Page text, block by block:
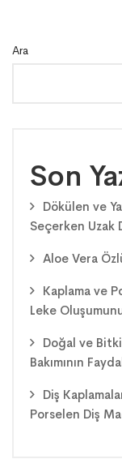
Ara
Son
Dökülen ve
Seçerken Uzak
Aloe Vera
Kaplama ve
Leke
Doğal ve
Bakımının
Diş
Porselen Diş